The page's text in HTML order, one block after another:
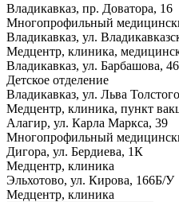
Владикавказ, пр. Доватора, 16
Многопрофильный
Владикавказ, ул.
Медцентр, клиника,
Владикавказ, ул. Барбашова,
Детское отделение
Владикавказ, ул. Льва
Медцентр, клиника, пункт
Алагир, ул. Карла Маркса, 39
Многопрофильный
Дигора, ул. Бердиева, 1К
Медцентр, клиника
Эльхотово, ул. Кирова, 166Б/У
Медцентр, клиника